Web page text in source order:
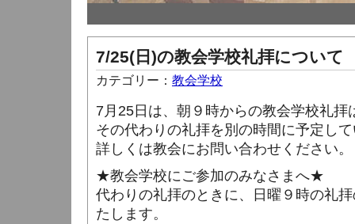
7/25(日)の教会学校礼拝について
カテゴリー： 教会学校
7月25日は、朝９時からの教会学校礼拝
その代わりの礼拝を別の時間に予定し
詳しくは教会にお問い合わせください。
★教会学校にご参加のみなさまへ★
代わりの礼拝のときに、日曜９時の礼
たします。